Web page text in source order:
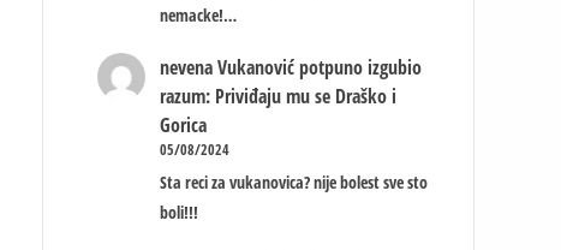
nemacke!…
nevena Vukanović potpuno izgubio
razum: Priviđaju mu se Draško i
Gorica
05/08/2024
Sta reci za vukanovica? nije bolest sve sto
boli!!!